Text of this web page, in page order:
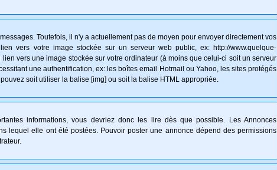
Toutefois, il n'y a actuellement pas de moyen pour envoyer directement vos
vers votre image stockée sur un serveur web public, ex: http://www.quelque-
vers une image stockée sur votre ordinateur (à moins que celui-ci soit un serveur
une authentification, ex: les boîtes email Hotmail ou Yahoo, les sites protégés
soit utiliser la balise [img] ou soit la balise HTML appropriée.
informations, vous devriez donc les lire dès que possible. Les Annonces
lequel elle ont été postées. Pouvoir poster une annonce dépend des permissions